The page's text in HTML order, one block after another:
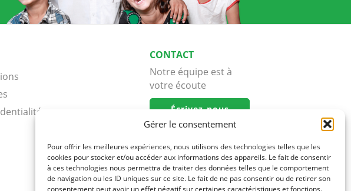
Gérer le consentement
Pour offrir les meilleures expériences, nous utilisons des technologies telles que les
cookies pour stocker et/ou accéder aux informations des appareils. Le fait de consentir
à ces technologies nous permettra de traiter des données telles que le comportement
de navigation ou les ID uniques sur ce site. Le fait de ne pas consentir ou de retirer son
consentement peut avoir un effet négatif sur certaines caractéristiques et fonctions.
CONTACT
Notre équipe est à
votre écoute
Écrivez-nous